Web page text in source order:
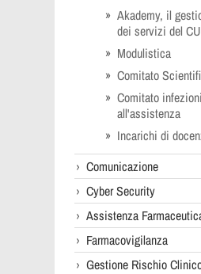
Akademy, il
dei servizi del
Modulistica
Comitato
Comitato
all'assistenza
Incarichi di
Comunicazione
Cyber Security
Assistenza
Farmacovigilanza
Gestione Rischio